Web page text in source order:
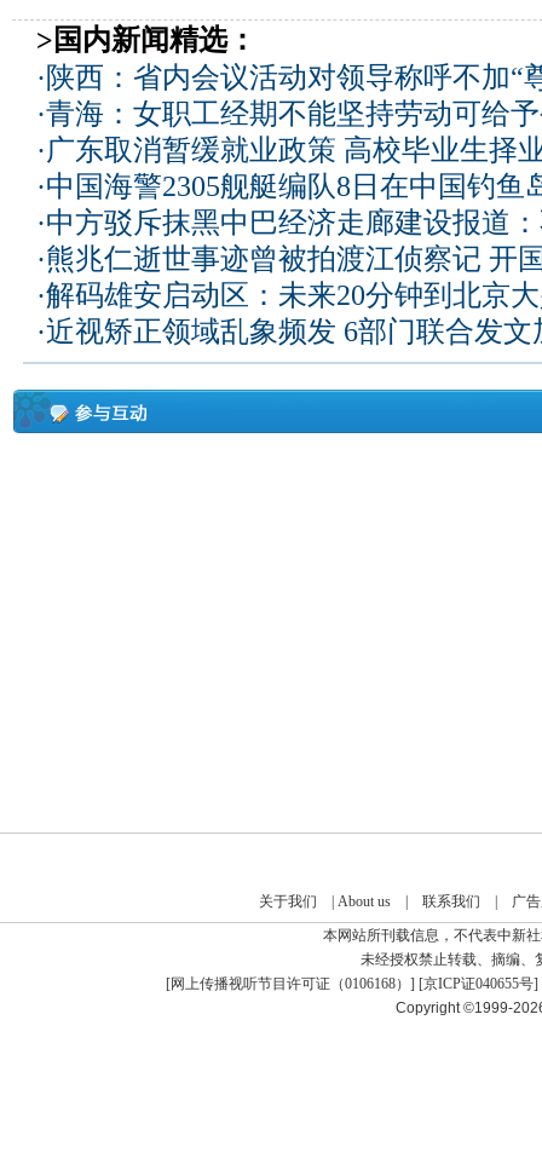
>国内新闻精选：
· 陕西：省内会议活动对领导称呼不加“
·青海：女职工经期不能坚持劳动可给
·广东取消暂缓就业政策 高校毕业生择
·中国海警2305舰艇编队8日在中国钓鱼
·中方驳斥抹黑中巴经济走廊建设报道
·熊兆仁逝世事迹曾被拍渡江侦察记 开
·解码雄安启动区：未来20分钟到北京
·近视矫正领域乱象频发 6部门联合发文
关于我们 About us| 联系我们
广
本网站所刊载信息，不代表中新
未经授权禁止转载、摘编、
[网上传播视听节目许可证（0106168） ] [京ICP证040655号]
Copyright ©1999-